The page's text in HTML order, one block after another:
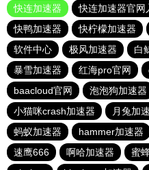
快连加速器
快连加速器官网
快鸭加速器
快柠檬加速器
软件中心
极风加速器 白
暴雪加速器
红海pro官网
baacloud官网
泡泡狗加速器
小猫咪crash加速器
月兔加
蚂蚁加速器
hammer加速器
速鹰666
啊哈加速器 蜜